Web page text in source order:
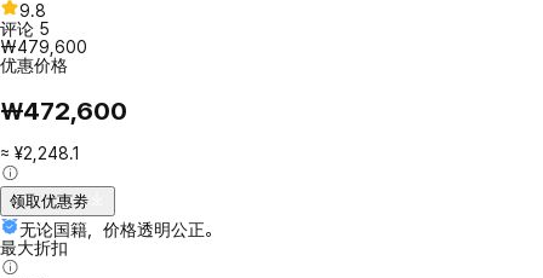
9.8
评论 5
₩479,600
优惠价格
₩472,600
≈ ¥2,248.1
领取优惠劵
无论国籍，价格透明公正。
最大折扣